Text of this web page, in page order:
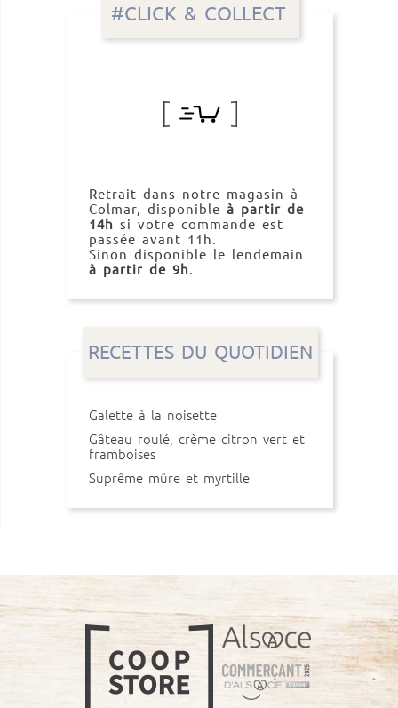
#CLICK & COLLECT
Retrait dans notre magasin à
Colmar, disponible à partir de
14h si votre commande est
passée avant 11h.
Sinon disponible le lendemain
à partir de 9h.
RECETTES DU QUOTIDIEN
Galette à la noisette
Gâteau roulé, crème citron vert et
framboises
Suprême mûre et myrtille